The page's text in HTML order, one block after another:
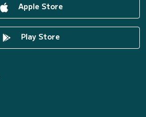
Apple Store
Play Store